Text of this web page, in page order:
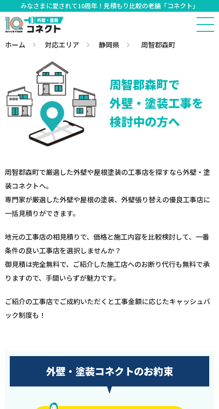
みなさまに愛されて10周年！見積もり比較の老舗「コネクト」
ホーム 対応エリア 静岡県 周智郡森町
周智郡森町で
外壁・塗装工事を
検討中の方へ
周智郡森町で厳選した外壁や屋根塗装の工事店を探すなら外壁・塗
装コネクトへ。
専門家が厳選した外壁や屋根の塗装、外壁張り替えの優良工事店に
一括見積りができます。
地元の工事店の相見積りで、価格と施工内容を比較検討して、一番
条件の良い工事店を選択しませんか？
御見積は完全無料で、ご紹介した施工店へのお断り代行も無料で承
りますので、手間いらずが魅力です。
ご紹介の工事店でご成約いただくと工事金額に応じたキャッシュバ
ック制度も！
外壁・塗装コネクトのお約束